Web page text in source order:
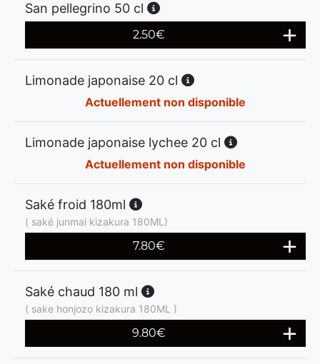
San pellegrino 50 cl
2.50€
Limonade japonaise 20 cl
Actuellement non disponible
Limonade japonaise lychee 20 cl
Actuellement non disponible
Saké froid 180ml
( saké junmai kizakura 180ML)
7.80€
Saké chaud 180 ml
( sake honjozo kizakura 180ML )
9.80€